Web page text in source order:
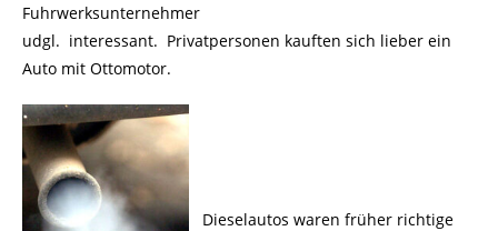
Fuhrwerksunternehmer
udgl. interessant. Privatpersonen kauften sich lieber ein
Auto mit Ottomotor.
Dieselautos waren früher richtige